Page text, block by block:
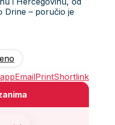
Drine – poručio je
EmailPrintShortlink